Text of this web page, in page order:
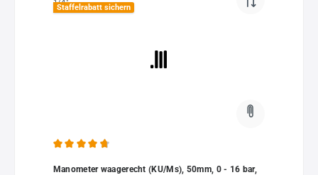
Staffelrabatt sichern
Manometer waagerecht (KU/Ms), 50mm, 0 - 16 bar,